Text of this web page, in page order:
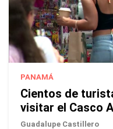
PANAMÁ
Cientos de
visitar el Casco
Guadalupe Castillero